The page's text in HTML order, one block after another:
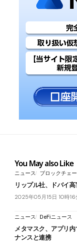
You May also Like
ニュース ブロックチェ
リップル社、ドバイ
2025年05月15日 10時16
ニュース DeFiニュース
メタマスク、アプリ
ナンスと連携